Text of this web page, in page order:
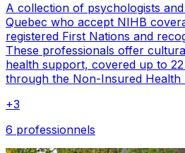
A collection of psychologists
Quebec who accept NIHB
registered First Nations and
These professionals offer
health support, covered up to
through the Non-Insured Health
+3
6 professionnels